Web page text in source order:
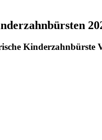
Kinderzahnbürste